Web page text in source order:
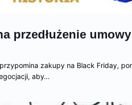
przedłużenie
zakupy na Black Friday,
aby…